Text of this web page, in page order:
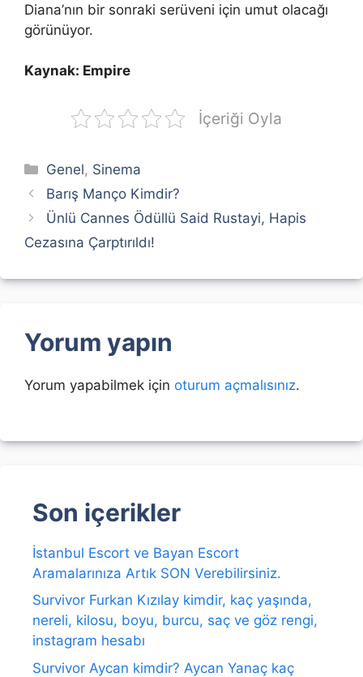
Diana’nın bir sonraki serüveni için umut olacağı
görünüyor.
Kaynak: Empire
İçeriği Oyla
Kategoriler
Genel, Sinema
Barış Manço Kimdir?
Ünlü Cannes Ödüllü Said Rustayi, Hapis
Cezasına Çarptırıldı!
Yorum yapın
Yorum yapabilmek için oturum açmalısınız.
Son içerikler
İstanbul Escort ve Bayan Escort
Aramalarınıza Artık SON Verebilirsiniz.
Survivor Furkan Kızılay kimdir, kaç yaşında,
nereli, kilosu, boyu, burcu, saç ve göz rengi,
instagram hesabı
Survivor Aycan kimdir? Aycan Yanaç kaç